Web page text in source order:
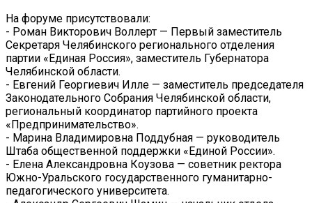
На форуме присутствовали:
- Роман Викторович Воллерт — Первый заместитель
Секретаря Челябинского регионального отделения
партии «Единая Россия», заместитель Губернатора
Челябинской области.
- Евгений Георгиевич Илле — заместитель председателя
Законодательного Собрания Челябинской области,
региональный координатор партийного проекта
«Предпринимательство».
- Марина Владимировна Поддубная — руководитель
Штаба общественной поддержки «Единой России».
- Елена Александровна Коузова — советник ректора
Южно-Уральского государственного гуманитарно-
педагогического университета.